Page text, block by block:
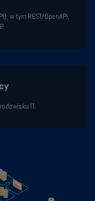
w tym REST/OpenAPI,
IT.